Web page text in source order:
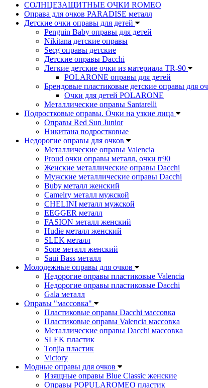
СОЛНЦЕЗАЩИТНЫЕ ОЧКИ ROMEO
Оправа для очков PARADISE металл
Детские очки оправы для детей
Penguin Baby оправы для детей
Nikitana детские оправы
Secg оправы детские
Детские оправы Dacchi
Легкие детские очки из материала TR-90
POLARONE оправы для детей
Брендовые пластиковые детские оправы для
Очки для детей POLARONE
Металлические оправы Santarelli
Подростковые оправы. Очки на узкие лица
Оправы Red Sun Junior
Никитана подростковые
Недорогие оправы для очков
Металлические оправы Valencia
Proud очки оправы металл, очки tr90
Женские металлические оправы Dacchi
Мужские металлические оправы Dacchi
Buby металл женский
Camelry металл мужской
CHELINI металл мужской
EEGGER металл
FASION металл женский
Hudie металл женский
SLEK металл
Sone металл женский
Saui Bass металл
Молодежные оправы для очков
Недорогие оправы пластиковые Valencia
Недорогие оправы пластиковые Dacchi
Gala металл
Оправы "массовка"
Пластиковые оправы Dacchi массовка
Пластиковые оправы Valencia массовка
Металлические оправы Dacchi массовка
SLEK пластик
Tonjia пластик
Victory
Модные оправы для очков
Изящные оправы Blue Classic женские
Оправы POPULAROMEO пластик